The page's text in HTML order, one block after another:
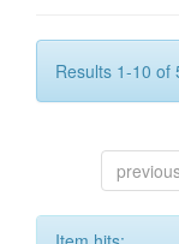
Results 1-10 of